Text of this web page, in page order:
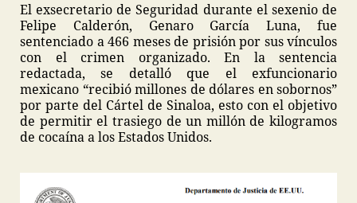
El exsecretario de Seguridad durante el sexenio de
Felipe Calderón, Genaro García Luna, fue
sentenciado a 466 meses de prisión por sus vínculos
con el crimen organizado. En la sentencia
redactada, se detalló que el exfuncionario
mexicano “recibió millones de dólares en sobornos”
por parte del Cártel de Sinaloa, esto con el objetivo
de permitir el trasiego de un millón de kilogramos
de cocaína a los Estados Unidos.